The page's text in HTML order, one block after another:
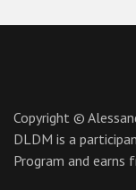
Copyright ©
DLDM is a
Program and earns